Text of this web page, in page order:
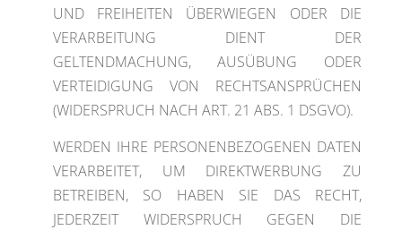
UND FREIHEITEN ÜBERWIEGEN ODER DIE
VERARBEITUNG DIENT DER
GELTENDMACHUNG, AUSÜBUNG ODER
VERTEIDIGUNG VON RECHTSANSPRÜCHEN
(WIDERSPRUCH NACH ART. 21 ABS. 1 DSGVO).
WERDEN IHRE PERSONENBEZOGENEN DATEN
VERARBEITET, UM DIREKTWERBUNG ZU
BETREIBEN, SO HABEN SIE DAS RECHT,
JEDERZEIT WIDERSPRUCH GEGEN DIE